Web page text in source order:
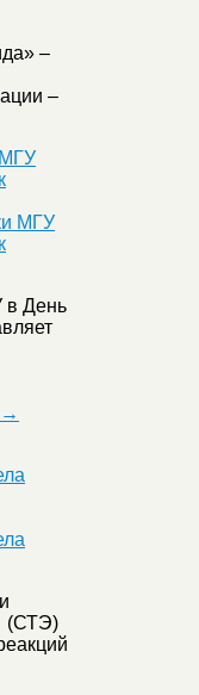
–
–
МГУ
в День
→
(СТЭ)